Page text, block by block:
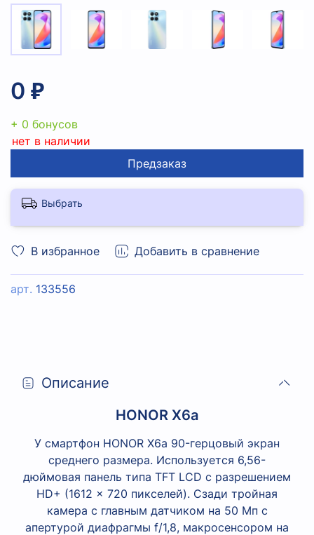
В избранное Добавить в сравнение
арт. 133556
0 ₽
+ 0 бонусов
нет в наличии
Предзаказ
Выбрать
Описание
HONOR X6a
У смартфон HONOR X6a 90-герцовый экран
среднего размера. Используется 6,56-
дюймовая панель типа TFT LCD с разрешением
HD+ (1612 × 720 пикселей). Сзади тройная
камера с главным датчиком на 50 Мп с
апертурой диафрагмы f/1,8, макросенсором на